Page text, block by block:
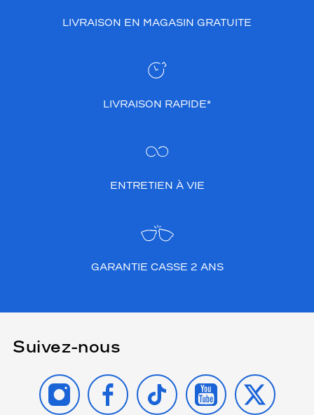
LIVRAISON EN MAGASIN GRATUITE
LIVRAISON RAPIDE*
ENTRETIEN À VIE
GARANTIE CASSE 2 ANS
Suivez-nous
INSTAGRAMFACEBOOK
TIKTOK YOUTUBE
X